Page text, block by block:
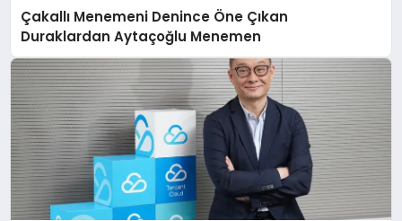
Çakallı Menemeni Denince Öne Çıkan
Duraklardan Aytaçoğlu Menemen